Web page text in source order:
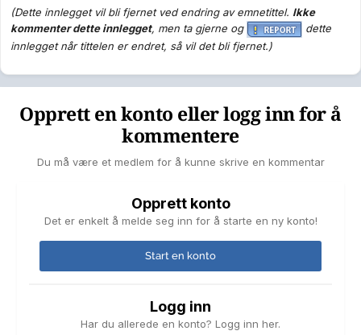
(Dette innlegget vil bli fjernet ved endring av emnetittel. Ikke
kommenter dette innlegget, men ta gjerne og
dette
innlegget når tittelen er endret, så vil det bli fjernet.)
Opprett en konto eller logg inn for å
kommentere
Du må være et medlem for å kunne skrive en kommentar
Opprett konto
Det er enkelt å melde seg inn for å starte en ny konto!
Start en konto
Logg inn
Har du allerede en konto? Logg inn her.